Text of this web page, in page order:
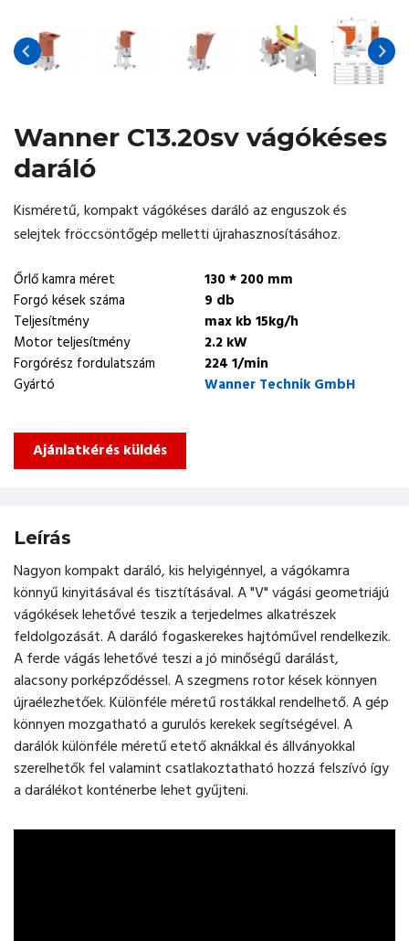
Wanner C13.20sv vágókéses
daráló
Kisméretű, kompakt vágókéses daráló az enguszok és
selejtek fröccsöntőgép melletti újrahasznosításához.
Őrlő kamra méret
130 * 200 mm
Forgó kések száma
9 db
Teljesítmény
max kb 15kg/h
Motor teljesítmény
2.2 kW
Forgórész fordulatszám
224 1/min
Gyártó
Wanner Technik GmbH
Ajánlatkérés küldés
Leírás
Nagyon kompakt daráló, kis helyigénnyel, a vágókamra
könnyű kinyitásával és tisztításával. A "V" vágási geometriájú
vágókések lehetővé teszik a terjedelmes alkatrészek
feldolgozását. A daráló fogaskerekes hajtóművel rendelkezik.
A ferde vágás lehetővé teszi a jó minőségű darálást,
alacsony porképződéssel. A szegmens rotor kések könnyen
újraélezhetőek. Különféle méretű rostákkal rendelhető. A gép
könnyen mozgatható a gurulós kerekek segítségével. A
darálók különféle méretű etető aknákkal és állványokkal
szerelhetők fel valamint csatlakoztatható hozzá felszívó így
a darálékot konténerbe lehet gyűjteni.